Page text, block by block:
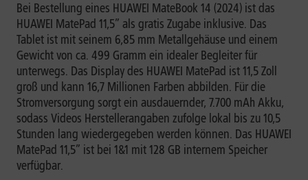
Bei Bestellung eines HUAWEI MateBook 14 (2024) ist das
HUAWEI MatePad 11,5” als gratis Zugabe inklusive. Das
Tablet ist mit seinem 6,85 mm Metallgehäuse und einem
Gewicht von ca. 499 Gramm ein idealer Begleiter für
unterwegs. Das Display des HUAWEI MatePad ist 11,5 Zoll
groß und kann 16,7 Millionen Farben abbilden. Für die
Stromversorgung sorgt ein ausdauernder, 7.700 mAh Akku,
sodass Videos Herstellerangaben zufolge lokal bis zu 10,5
Stunden lang wiedergegeben werden können. Das HUAWEI
MatePad 11,5” ist bei 1&1 mit 128 GB internem Speicher
verfügbar.